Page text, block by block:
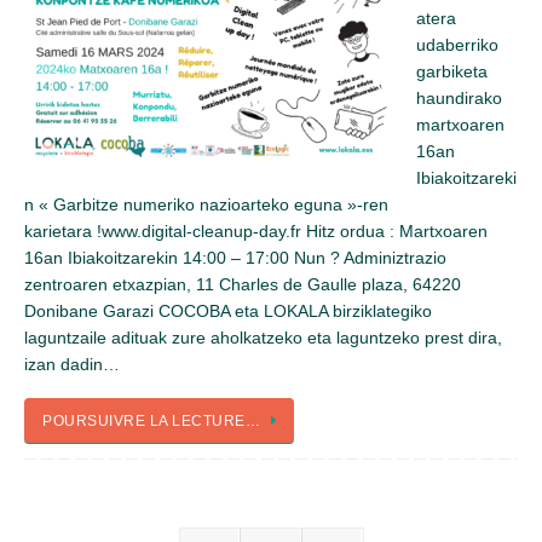
atera
udaberriko
garbiketa
haundirako
martxoaren
16an
Ibiakoitzareki
n « Garbitze numeriko nazioarteko eguna »-ren
karietara !www.digital-cleanup-day.fr Hitz ordua : Martxoaren
16an Ibiakoitzarekin 14:00 – 17:00 Nun ? Adminiztrazio
zentroaren etxazpian, 11 Charles de Gaulle plaza, 64220
Donibane Garazi COCOBA eta LOKALA birziklategiko
laguntzaile adituak zure aholkatzeko eta laguntzeko prest dira,
izan dadin…
POURSUIVRE LA LECTURE…